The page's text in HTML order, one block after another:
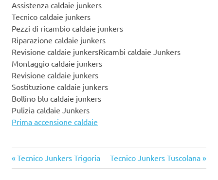
Assistenza caldaie junkers
Tecnico caldaie junkers
Pezzi di ricambio caldaie junkers
Riparazione caldaie junkers
Revisione caldaie junkersRicambi caldaie Junkers
Montaggio caldaie junkers
Revisione caldaie junkers
Sostituzione caldaie junkers
Bollino blu caldaie junkers
Pulizia caldaie Junkers
Prima accensione caldaie
Navigazione
Articolo
precedente:
Tecnico Junkers Trigoria
Articolo
successivo:
Tecnico Junkers Tuscolana